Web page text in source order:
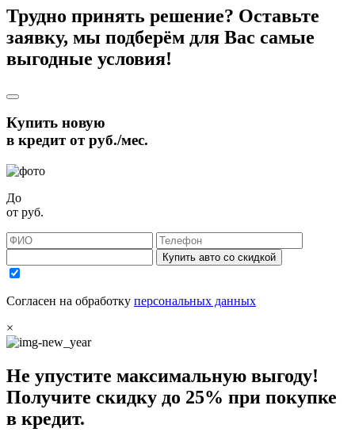
Трудно принять решение? Оставьте
заявку, мы подберём для Вас самые
выгодные условия!
Купить новую
в кредит отруб./мес.
До
от руб.
Купить авто со скидкой
Согласен на обработку персональных данных
×
Не упустите максимальную выгоду!
Получите скидку до 25% при покупке
в кредит.